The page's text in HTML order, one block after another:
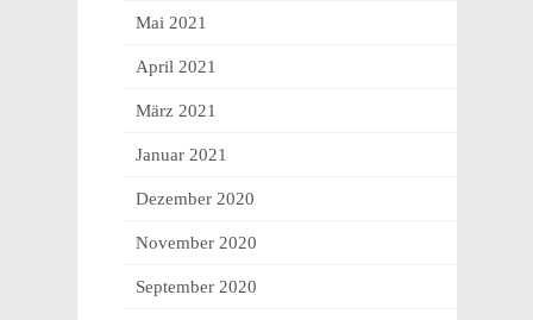
Mai 2021
April 2021
März 2021
Januar 2021
Dezember 2020
November 2020
September 2020